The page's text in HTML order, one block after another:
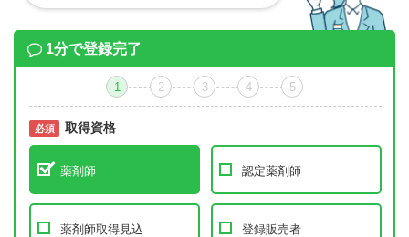
1分で登録完了
1 2 3 4 5
必須 取得資格
薬剤師 認定薬剤師
薬剤師取得見込 登録販売者